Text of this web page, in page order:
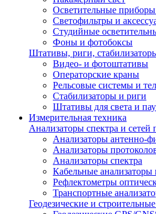
Осветительные
Светофильтры и
Студийные
Фоны и фотобоксы
Штативы, риги,
Видео- и фотоштативы
Операторские краны
Рельсовые системы и
Стабилизаторы и риги
Штативы для света и
Измерительная техника
Анализаторы спектра и сетей
Анализаторы антенно-
Анализаторы
Анализаторы спектра
Кабельные
Рефлектометры
Транспортные
Геодезические и